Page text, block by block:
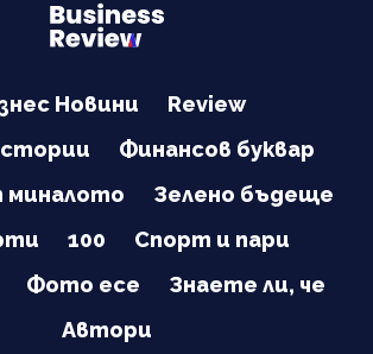
Новини
Review
Финансов буквар
миналото
Зелено бъдеще
100
Спорт и пари
Фото есе
Знаете ли, че
Автори